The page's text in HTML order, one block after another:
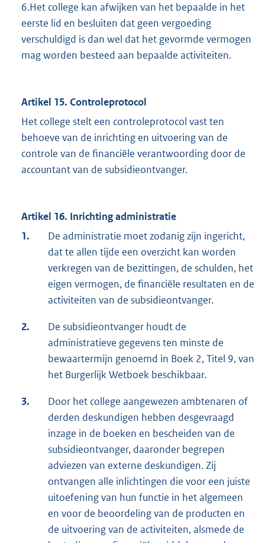
6.Het college kan afwijken van het bepaalde in het
eerste lid en besluiten dat geen vergoeding
verschuldigd is dan wel dat het gevormde vermogen
mag worden besteed aan bepaalde activiteiten.
Artikel 15. Controleprotocol
Het college stelt een controleprotocol vast ten
behoeve van de inrichting en uitvoering van de
controle van de financiële verantwoording door de
accountant van de subsidieontvanger.
Artikel 16. Inrichting administratie
1.
De administratie moet zodanig zijn ingericht,
dat te allen tijde een overzicht kan worden
verkregen van de bezittingen, de schulden, het
eigen vermogen, de financiële resultaten en de
activiteiten van de subsidieontvanger.
2.
De subsidieontvanger houdt de
administratieve gegevens ten minste de
bewaartermijn genoemd in Boek 2, Titel 9, van
het Burgerlijk Wetboek beschikbaar.
3.
Door het college aangewezen ambtenaren of
derden deskundigen hebben desgevraagd
inzage in de boeken en bescheiden van de
subsidieontvanger, daaronder begrepen
adviezen van externe deskundigen. Zij
ontvangen alle inlichtingen die voor een juiste
uitoefening van hun functie in het algemeen
en voor de beoordeling van de producten en
de uitvoering van de activiteiten, alsmede de